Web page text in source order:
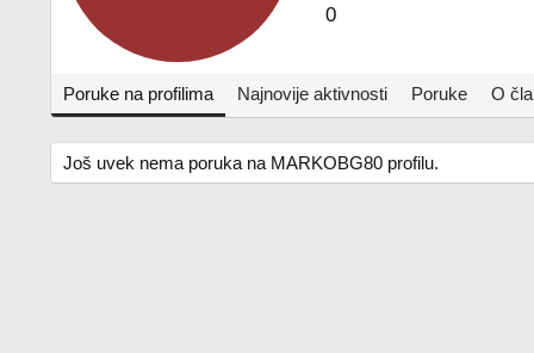
0
Poruke na profilima Najnovije aktivnosti Poruke O
Još uvek nema poruka na MARKOBG80 profilu.